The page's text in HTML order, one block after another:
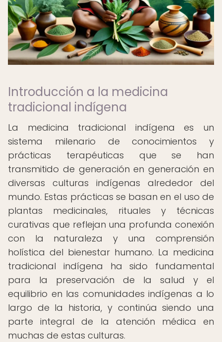
Introducción a la medicina
tradicional indígena
La medicina tradicional indígena es un
sistema milenario de conocimientos y
prácticas terapéuticas que se han
transmitido de generación en generación en
diversas culturas indígenas alrededor del
mundo. Estas prácticas se basan en el uso de
plantas medicinales, rituales y técnicas
curativas que reflejan una profunda conexión
con la naturaleza y una comprensión
holística del bienestar humano. La medicina
tradicional indígena ha sido fundamental
para la preservación de la salud y el
equilibrio en las comunidades indígenas a lo
largo de la historia, y continúa siendo una
parte integral de la atención médica en
muchas de estas culturas.